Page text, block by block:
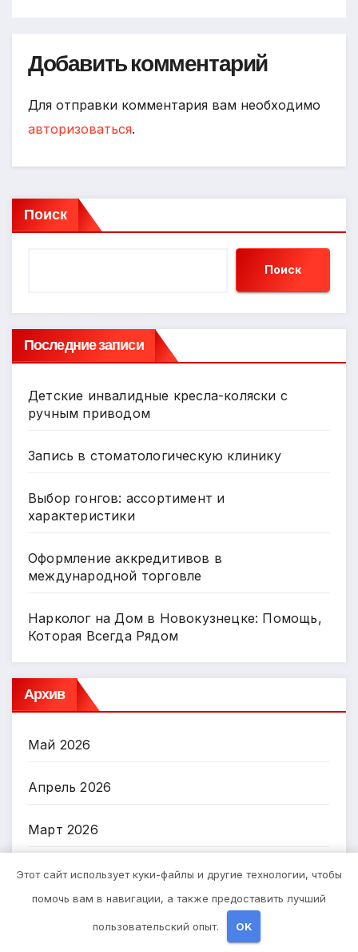
Добавить комментарий
Для отправки комментария вам необходимо
авторизоваться.
Поиск
Поиск
Последние записи
Детские инвалидные кресла-коляски с
ручным приводом
Запись в стоматологическую клинику
Выбор гонгов: ассортимент и
характеристики
Оформление аккредитивов в
международной торговле
Нарколог на Дом в Новокузнецке: Помощь,
Которая Всегда Рядом
Архив
Май 2026
Апрель 2026
Март 2026
Октябрь 2024
Этот сайт использует куки-файлы и другие технологии, чтобы
помочь вам в навигации, а также предоставить лучший
пользовательский опыт. OK